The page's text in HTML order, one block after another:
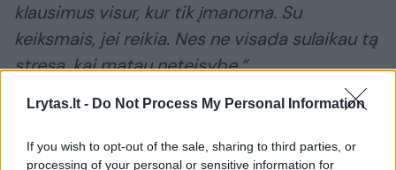
Lrytas.lt - Do Not Process My Personal Information
If you wish to opt-out of the sale, sharing to third parties, or
processing of your personal or sensitive information for
klausimus visur, kur tik įmanoma. Su
keiksmais, jei reikia. Nes ne visada sulaikau tą
stresą, kai matau neteisybę.“
nutylo. Drąsos iš jų turi retas. Išskyrus tą